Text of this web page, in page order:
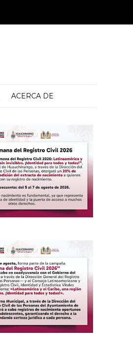
ACERCA DE